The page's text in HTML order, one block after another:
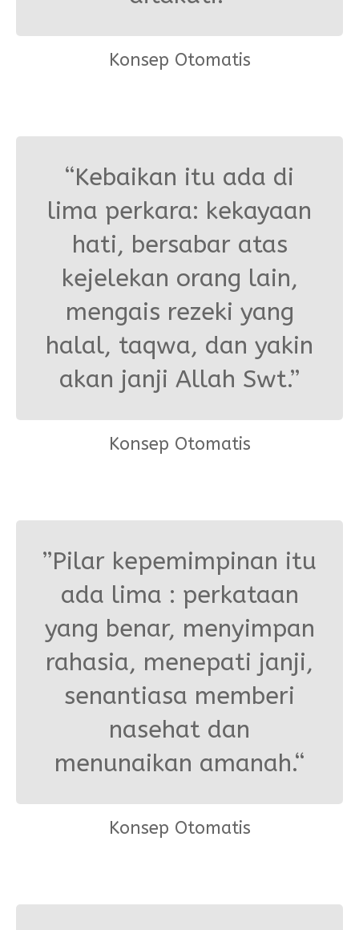
Konsep Otomatis
“Kebaikan itu ada di
lima perkara: kekayaan
hati, bersabar atas
kejelekan orang lain,
mengais rezeki yang
halal, taqwa, dan yakin
akan janji Allah Swt.”
Konsep Otomatis
”Pilar kepemimpinan itu
ada lima : perkataan
yang benar, menyimpan
rahasia, menepati janji,
senantiasa memberi
nasehat dan
menunaikan amanah.“
Konsep Otomatis